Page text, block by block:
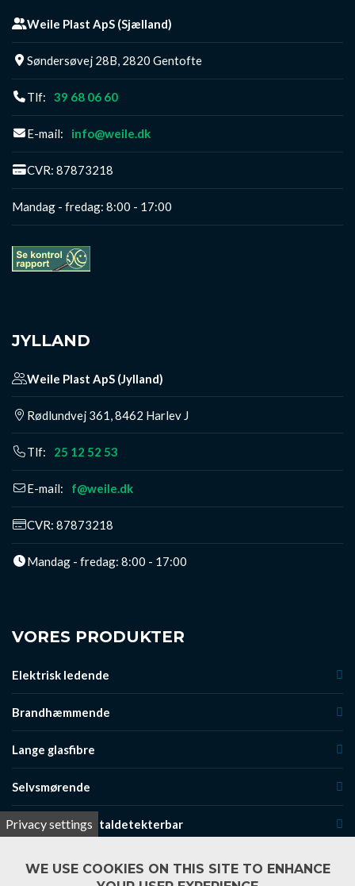
Weile Plast ApS (Sjælland)
Søndersøvej 28B, 2820 Gentofte
Tlf: 39 68 06 60
E-mail: info@weile.dk
CVR: 87873218
Mandag - fredag: 8:00 - 17:00
JYLLAND
Weile Plast ApS (Jylland)
​Rødlundvej 361, 8462 Harlev J
Tlf: 25 12 52 53
E-mail: f@weile.dk
CVR: 87873218
Mandag - fredag: 8:00 - 17:00
VORES PRODUKTER
Elektrisk ledende
Brandhæmmende
Lange glasfibre
Selvsmørende
Røntgen- og metaldetekterbar
Jetclean
Privacy settings
WE USE COOKIES ON THIS SITE TO ENHANCE